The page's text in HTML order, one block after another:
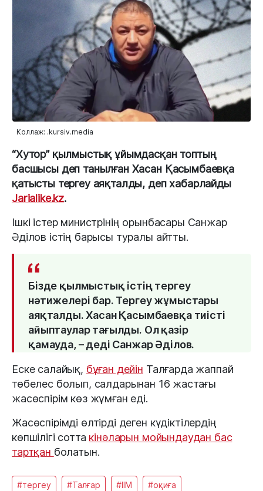
Коллаж: .kursiv.media
“Хутор” қылмыстық ұйымдасқан топтың
басшысы деп танылған Хасан Қасымбаевқа
қатысты тергеу аяқталды, деп хабарлайды
Jarialike.kz.
Ішкі істер министрінің орынбасары Санжар
Әділов істің барысы туралы айтты.
Бізде қылмыстық істің тергеу
нәтижелері бар. Тергеу жұмыстары
аяқталды. Хасан Қасымбаевқа тиісті
айыптаулар тағылды. Ол қазір
қамауда, – деді Санжар Әділов.
Еске салайық, бұған дейін Талғарда жаппай
төбелес болып, салдарынан 16 жастағы
жасөспірім көз жұмған еді.
Жасөспірімді өлтірді деген күдіктілердің
көпшілігі сотта кінәларын мойындаудан бас
тартқан болатын.
#тергеу #Талғар #ІІМ #оқиға